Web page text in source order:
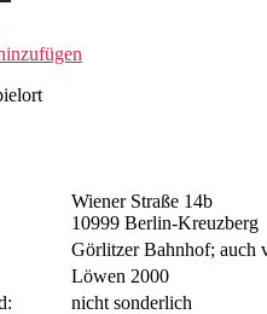
Wiener Straße 14b
10999 Berlin-Kreuzberg
Görlitzer Bahnhof; auch
Löwen 2000
nicht sonderlich